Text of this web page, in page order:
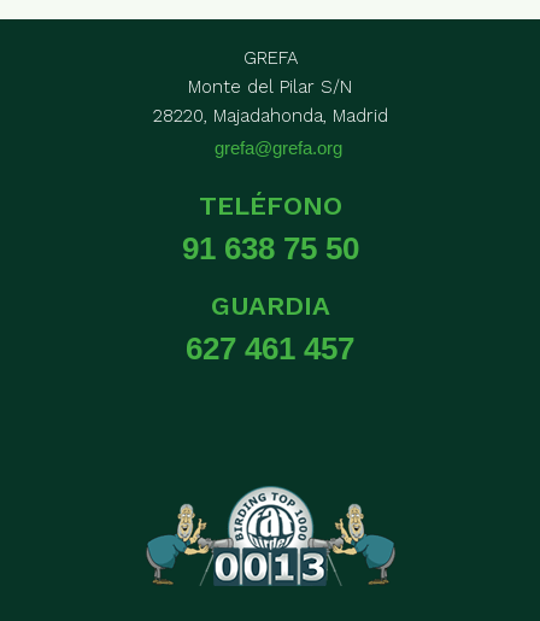
GREFA
Monte del Pilar S/N
28220, Majadahonda, Madrid
grefa@grefa.org
TELÉFONO
91 638 75 50
GUARDIA
627 461 457